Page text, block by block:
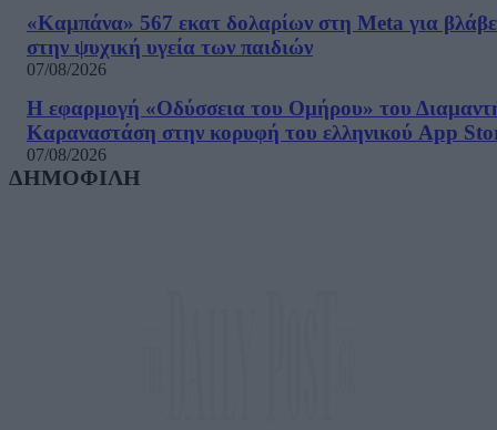
«Καμπάνα» 567 εκατ δολαρίων στη Meta για
στην ψυχική υγεία των παιδιών
07/08/2026
Η εφαρμογή «Οδύσσεια του Ομήρου» του
Καραναστάση στην κορυφή του ελληνικού App
07/08/2026
ΔΗΜΟΦΙΛΗ